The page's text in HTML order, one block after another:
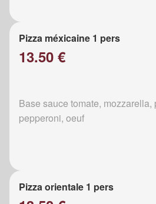
Pizza méxicaine 1 pers
13.50 €
Base sauce tomate, mozzarella,
pepperoni, oeuf
Pizza orientale 1 pers